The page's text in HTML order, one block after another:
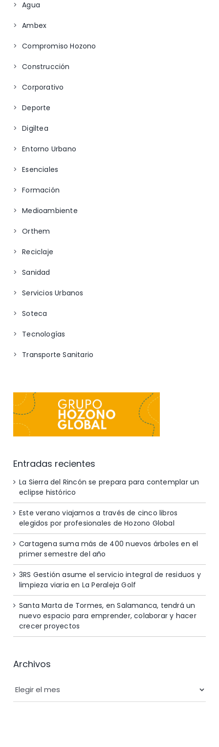
Agua
Ambex
Compromiso Hozono
Construcción
Corporativo
Deporte
Digiltea
Entorno Urbano
Esenciales
Formación
Medioambiente
Orthem
Reciclaje
Sanidad
Servicios Urbanos
Soteca
Tecnologías
Transporte Sanitario
Entradas recientes
La Sierra del Rincón se prepara para contemplar un
eclipse histórico
Este verano viajamos a través de cinco libros
elegidos por profesionales de Hozono Global
Cartagena suma más de 400 nuevos árboles en el
primer semestre del año
3RS Gestión asume el servicio integral de residuos y
limpieza viaria en La Peraleja Golf
Santa Marta de Tormes, en Salamanca, tendrá un
nuevo espacio para emprender, colaborar y hacer
crecer proyectos
Archivos